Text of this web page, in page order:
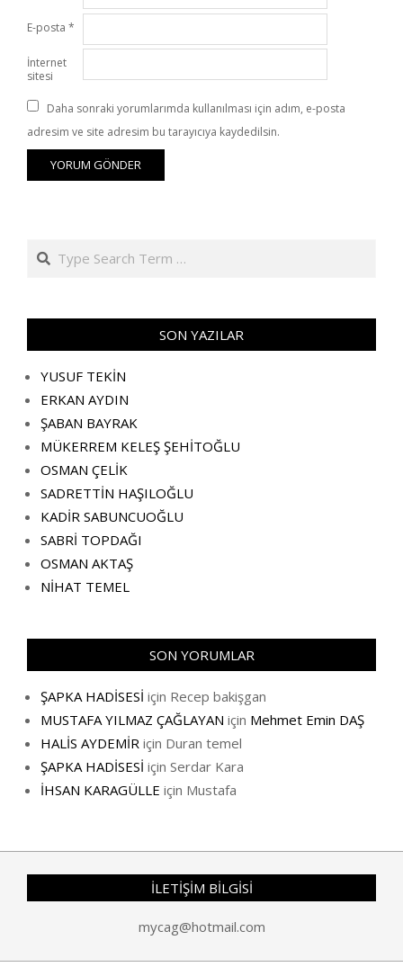
E-posta *
İnternet
sitesi
Daha sonraki yorumlarımda kullanılması için adım, e-posta
adresim ve site adresim bu tarayıcıya kaydedilsin.
Search
SON YAZILAR
YUSUF TEKİN
ERKAN AYDIN
ŞABAN BAYRAK
MÜKERREM KELEŞ ŞEHİTOĞLU
OSMAN ÇELİK
SADRETTİN HAŞILOĞLU
KADİR SABUNCUOĞLU
SABRİ TOPDAĞI
OSMAN AKTAŞ
NİHAT TEMEL
SON YORUMLAR
ŞAPKA HADİSESİ için Recep bakişgan
MUSTAFA YILMAZ ÇAĞLAYAN için Mehmet Emin DAŞ
HALİS AYDEMİR için Duran temel
ŞAPKA HADİSESİ için Serdar Kara
İHSAN KARAGÜLLE için Mustafa
İLETİŞİM BİLGİSİ
mycag@hotmail.com